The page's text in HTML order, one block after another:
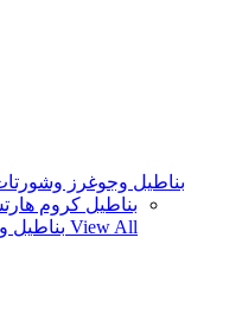
بناطيل وجوغرز
بناطيل كروم
View All بناطيل